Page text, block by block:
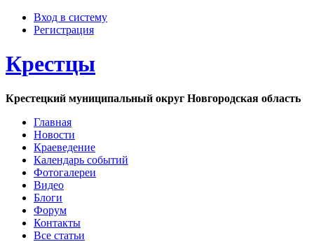
Вход в систему
Регистрация
Крестцы
Крестецкий муниципальный округ Новгородская область
Главная
Новости
Краеведение
Календарь событий
Фотогалереи
Видео
Блоги
Форум
Контакты
Все статьи